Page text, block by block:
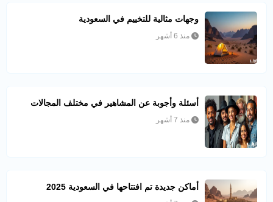
وجهات مثالية للتخييم في السعودية
منذ 6 أشهر
أسئلة وأجوبة عن المشاهير في مختلف المجالات
منذ 7 أشهر
أماكن جديدة تم افتتاحها في السعودية 2025